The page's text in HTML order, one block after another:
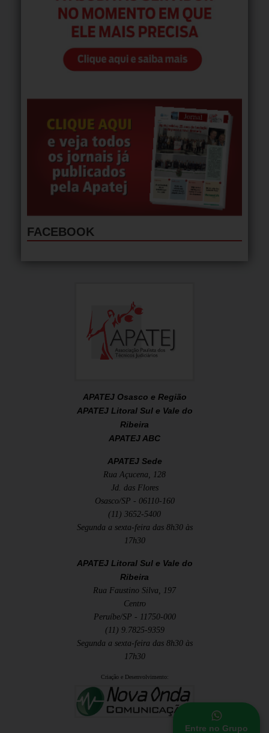
FACEBOOK
APATEJ Osasco e Região
APATEJ Litoral Sul e Vale do
Ribeira
APATEJ ABC
APATEJ Sede
Rua Açucena, 128
Jd. das Flores
Osasco/SP - 06110-160
(11) 3652-5400
Segunda a sexta-feira das 8h30 às
17h30
APATEJ Litoral Sul e Vale do
Ribeira
Rua Faustino Silva, 197
Centro
Peruíbe/SP - 11750-000
(11) 9.7825-9359
Segunda a sexta-feira das 8h30 às
17h30
Criação e Desenvolvimento:
Entre no Grupo